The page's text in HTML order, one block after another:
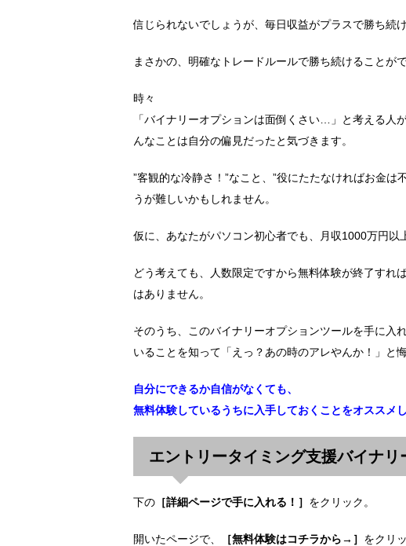
信じられないでしょうが、毎日収益がプラスで勝ち続
まさかの、明確なトレードルールで勝ち続けることがで
時々
「バイナリーオプションは面倒くさい…」と考える人
んなことは自分の偏見だったと気づきます。
”客観的な冷静さ！”なこと、”役にたたなければお金
うが難しいかもしれません。
仮に、あなたがパソコン初心者でも、月収1000万円以
どう考えても、人数限定ですから無料体験が終了すれ
はありません。
そのうち、このバイナリーオプションツールを手に入
いることを知って「えっ？あの時のアレやんか！」と
自分にできるか自信がなくても、
無料体験しているうちに入手しておくことをオススメし
エントリータイミング支援バイナ
下の［詳細ページで手に入れる！］ をクリック。
開いたページで、 ［無料体験はコチラから→］ をクリ